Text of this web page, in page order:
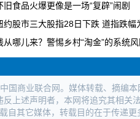
旧食品火爆更像是一场“复辟”闹剧
约股市三大股指28日下跌 道指跌幅
从哪儿来？警惕乡村“淘金”的系统
国商业联合网。媒体转载、摘编
上述声明者，本网将追究其相关法
自其它媒体，转载目的在于传递